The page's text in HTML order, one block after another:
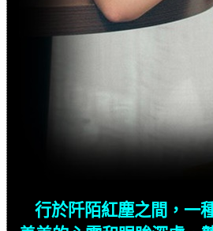
行於阡陌紅塵之間，一